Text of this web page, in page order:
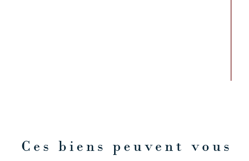
Ces biens peuvent vous